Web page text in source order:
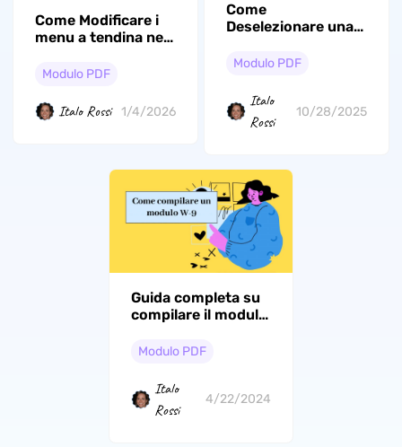
Come Modificare i
menu a tendina nei
Collaudati)
Modulo PDF
Italo Rossi 1/4/2026
Come
Deselezionare una
(3 Metodi Testati)
Modulo PDF
Italo
Rossi
10/28/2025
Guida completa su
compilare il modulo
Modulo PDF
Italo
Rossi
4/22/2024